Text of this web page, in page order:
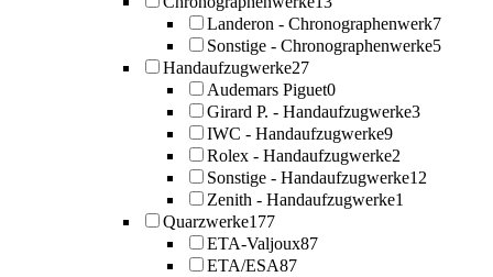
Landeron - Chronographenwerk7
Sonstige - Chronographenwerke5
Handaufzugwerke27
Audemars Piguet0
Girard P. - Handaufzugwerke3
IWC - Handaufzugwerke9
Rolex - Handaufzugwerke2
Sonstige - Handaufzugwerke12
Zenith - Handaufzugwerke1
Quarzwerke177
ETA-Valjoux87
ETA/ESA87